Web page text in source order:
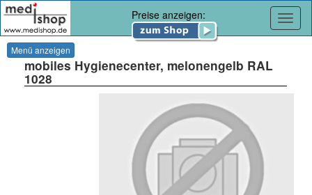
Preise anzeigen:
Menü anzeigen
mobiles Hygienecenter, melonengelb RAL
1028